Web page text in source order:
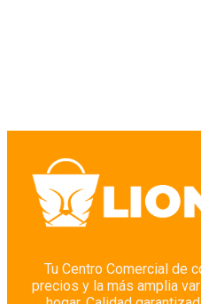
Tu Centro Comercial de
precios y la más amplia